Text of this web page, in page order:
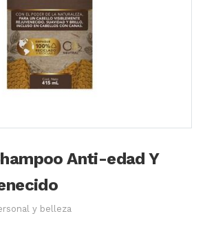
Anti-edad Y
y belleza